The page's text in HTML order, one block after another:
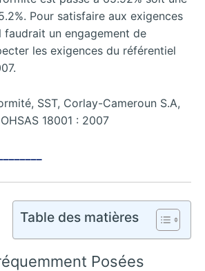
Pour satisfaire aux exigences
un engagement de
les exigences du référentiel
SST, Corlay-Cameroun S.A,
18001 : 2007
Table des matières
Posées